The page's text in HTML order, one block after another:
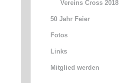
Vereins Cross 2018
50 Jahr Feier
Fotos
Links
Mitglied werden